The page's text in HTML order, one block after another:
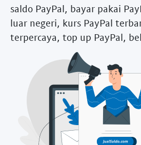
saldo PayPal, bayar pakai
luar negeri, kurs PayPal
terpercaya, top up PayPal,